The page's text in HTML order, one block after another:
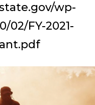
wp-
02/FY-2021-